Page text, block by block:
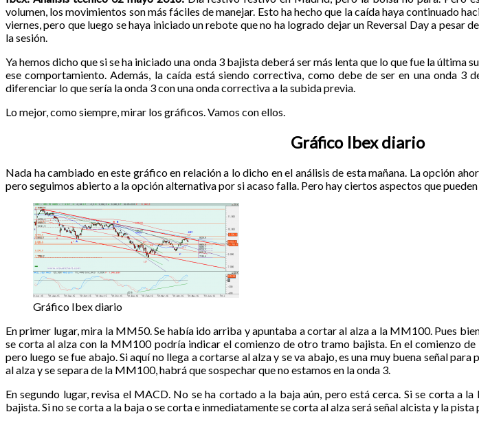
volumen, los movimientos son más fáciles de manejar. Esto ha hecho que la caída haya continuado
viernes, pero que luego se haya iniciado un rebote que no ha logrado dejar un Reversal Day a pesar
la sesión.
Ya hemos dicho que si se ha iniciado una onda 3 bajista deberá ser más lenta que lo que fue la última
ese comportamiento. Además, la caída está siendo correctiva, como debe de ser en una onda 3
diferenciar lo que sería la onda 3 con una onda correctiva a la subida previa.
Lo mejor, como siempre, mirar los gráficos. Vamos con ellos.
Gráfico Ibex diario
Nada ha cambiado en este gráfico en relación a lo dicho en el análisis de esta mañana. La opción
pero seguimos abierto a la opción alternativa por si acaso falla. Pero hay ciertos aspectos que
Gráfico Ibex diario
En primer lugar, mira la MM50. Se había ido arriba y apuntaba a cortar al alza a la MM100. Pues
se corta al alza con la MM100 podría indicar el comienzo de otro tramo bajista. En el comienzo
pero luego se fue abajo. Si aquí no llega a cortarse al alza y se va abajo, es una muy buena señal para
al alza y se separa de la MM100, habrá que sospechar que no estamos en la onda 3.
En segundo lugar, revisa el MACD. No se ha cortado a la baja aún, pero está cerca. Si se corta a
bajista. Si no se corta a la baja o se corta e inmediatamente se corta al alza será señal alcista y la pista